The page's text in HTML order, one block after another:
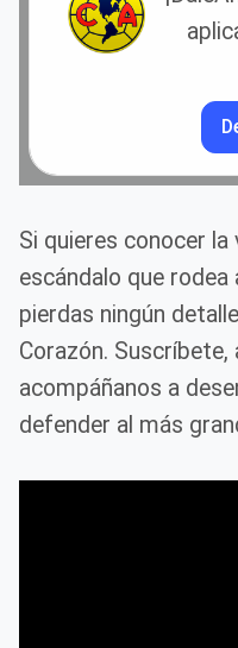
Si quieres conocer
escándalo que
pierdas ningún
Corazón.
acompáñanos a
defender al más